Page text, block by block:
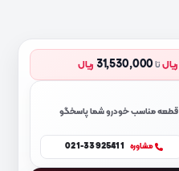
ریالتا31,530,000 ریال
قطعه مناسب خودرو شما پاسخگو
مشاوره 021-33925411